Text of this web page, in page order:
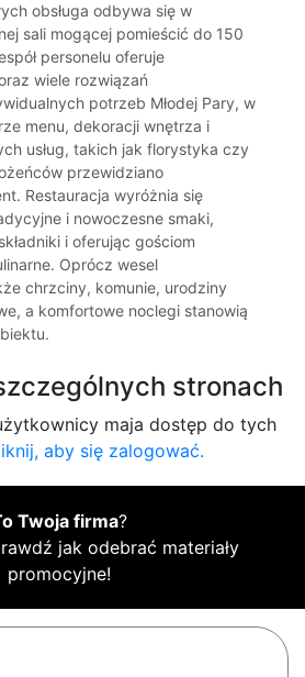
obsługa odbywa się w
sali mogącej pomieścić do 150
personelu oferuje
wiele rozwiązań
potrzeb Młodej Pary, w
menu, dekoracji wnętrza i
usług, takich jak florystyka czy
przewidziano
Restauracja wyróżnia się
i nowoczesne smaki,
i oferując gościom
Oprócz wesel
chrzciny, komunie, urodziny
a komfortowe noclegi stanowią
stronach
maja dostęp do tych
aby się zalogować.
Twoja firma?
jak odebrać materiały
promocyjne!